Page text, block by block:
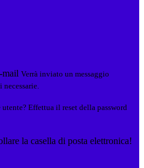
mail Verrà inviato un messaggio
Effettua il reset della password
la casella di posta elettronica!